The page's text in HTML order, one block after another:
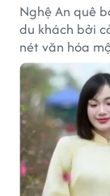
Nghệ An quê
du khách bởi
nét văn hóa
của vùng đất